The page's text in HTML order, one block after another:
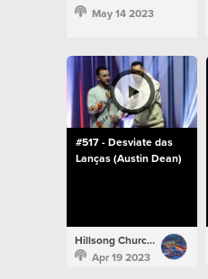
May 14 2023
#517 - Desviate das
Lanças (Austin Dean)
Hillsong Church Portugal
Apr 19 2023